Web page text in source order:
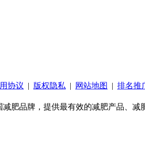
协议 | 版权隐私 | 网站地图 | 排名推
肥品牌，提供最有效的减肥产品、